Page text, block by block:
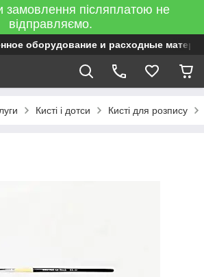
замовлення післяплатою не
відправляємо.
оборудование и расходные
Кисті і дотси Кисті для розпису